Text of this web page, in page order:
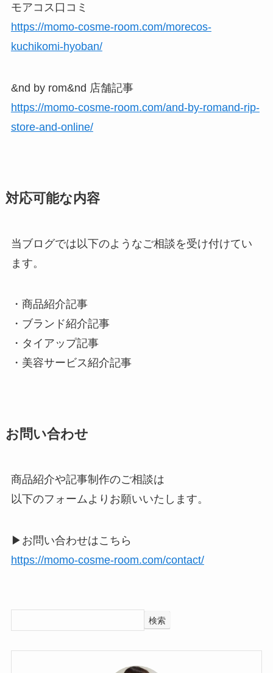
モアコス口コミ
https://momo-cosme-room.com/morecos-
kuchikomi-hyoban/
&nd by rom&nd 店舗記事
https://momo-cosme-room.com/and-by-romand-rip-
store-and-online/
対応可能な内容
当ブログでは以下のようなご相談を受け付けてい
ます。
・商品紹介記事
・ブランド紹介記事
・タイアップ記事
・美容サービス紹介記事
お問い合わせ
商品紹介や記事制作のご相談は
以下のフォームよりお願いいたします。
▶お問い合わせはこちら
https://momo-cosme-room.com/contact/
検索